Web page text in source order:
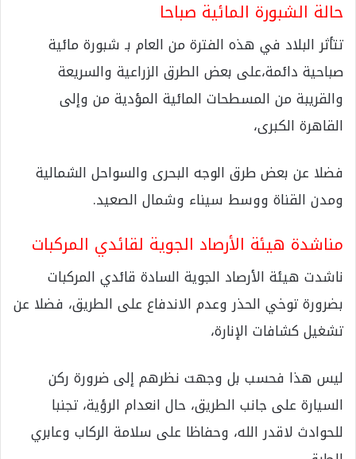
حالة الشبورة المائية صباحا
تتأثر البلاد في هذه الفترة من العام بـ شبورة مائية
صباحية دائمة،على بعض الطرق الزراعية والسريعة
والقريبة من المسطحات المائية المؤدية من وإلى
القاهرة الكبرى،
فضلا عن بعض طرق الوجه البحرى والسواحل الشمالية
ومدن القناة ووسط سيناء وشمال الصعيد.
مناشدة هيئة الأرصاد الجوية لقائدي المركبات
ناشدت هيئة الأرصاد الجوية السادة قائدي المركبات
بضرورة توخي الحذر وعدم الاندفاع على الطريق، فضلا عن
تشغيل كشافات الإنارة،
ليس هذا فحسب بل وجهت نظرهم إلى ضرورة ركن
السيارة على جانب الطريق، حال انعدام الرؤية، تجنبا
للحوادث لاقدر الله، وحفاظا على سلامة الركاب وعابري